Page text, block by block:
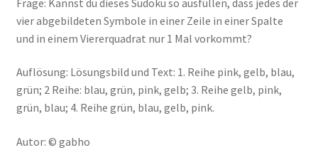
vier abgebildeten Symbole in einer Zeile in einer Spalte
und in einem Viererquadrat nur 1 Mal vorkommt?
Auflösung: Lösungsbild und Text: 1. Reihe pink, gelb, blau,
grün; 2 Reihe: blau, grün, pink, gelb; 3. Reihe gelb, pink,
grün, blau; 4. Reihe grün, blau, gelb, pink.
Autor: © gabho